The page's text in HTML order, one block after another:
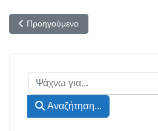
Προηγούμενο άρθρο: Συνάντηση
Προηγούμενο
Αναζήτηση...
Αναζήτηση...